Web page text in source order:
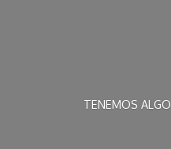
TENEMOS ALGO